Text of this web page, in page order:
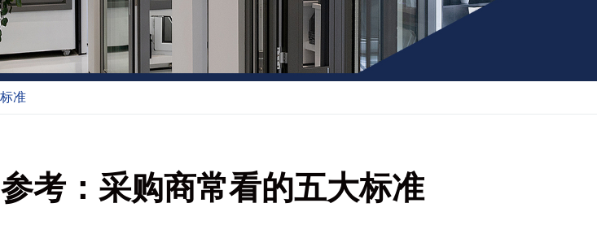
准
考：采购商常看的五大标准